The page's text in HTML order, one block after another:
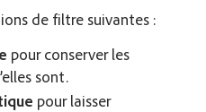
de filtre suivantes :
pour conserver les
sont.
pour laisser